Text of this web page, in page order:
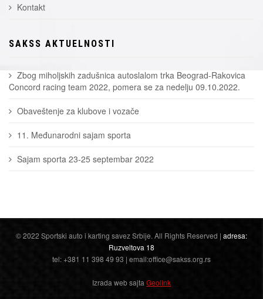
Kontakt
SAKSS AKTUELNOSTI
Zbog miholjskih zadušnica autoslalom trka Beograd-Rakovica
Concord racing team 2022, pomera se za nedelju 09.10.2022.
Obaveštenje za klubove i vozače
11. Međunarodni sajam sporta
Sajam sporta 23-25 septembar 2022
© 2022 Sportski auto i karting savez Srbije. All Rights Reserved | adresa:
Ruzveltova 18
tel: +381 11 398 49 93 | email:office@sakss.org.rs
Izrada web sajta Geolink